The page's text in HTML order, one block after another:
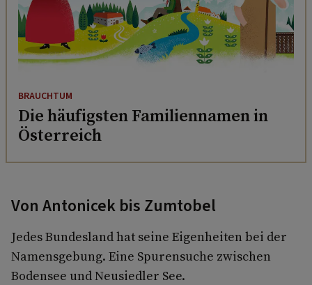
BRAUCHTUM
Die häufigsten Familiennamen in
Österreich
Von Antonicek bis Zumtobel
Jedes Bundesland hat seine Eigenheiten bei der
Namensgebung. Eine Spurensuche zwischen
Bodensee und Neusiedler See.